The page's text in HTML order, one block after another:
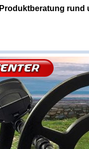
Produktberatung rund